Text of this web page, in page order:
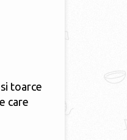
toarce
care